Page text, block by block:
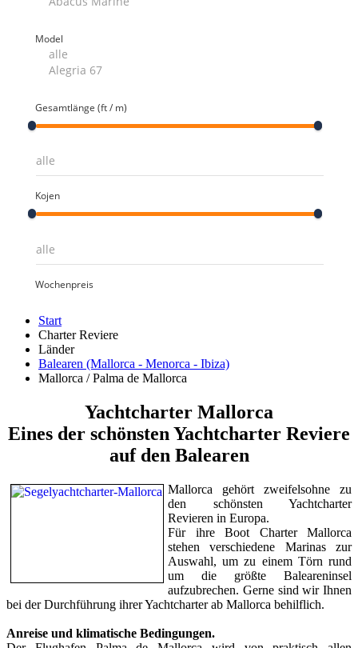
Start
Charter Reviere
Länder
Balearen (Mallorca - Menorca - Ibiza)
Mallorca / Palma de Mallorca
Yachtcharter Mallorca
Eines der schönsten Yachtcharter Reviere
auf den Balearen
Mallorca gehört zweifelsohne zu
den schönsten Yachtcharter
Revieren in Europa.
Für ihre Boot Charter Mallorca
stehen verschiedene Marinas zur
Auswahl, um zu einem Törn rund
um die größte Baleareninsel
aufzubrechen. Gerne sind wir Ihnen
bei der Durchführung ihrer Yachtcharter ab Mallorca behilflich.
Anreise und klimatische Bedingungen.